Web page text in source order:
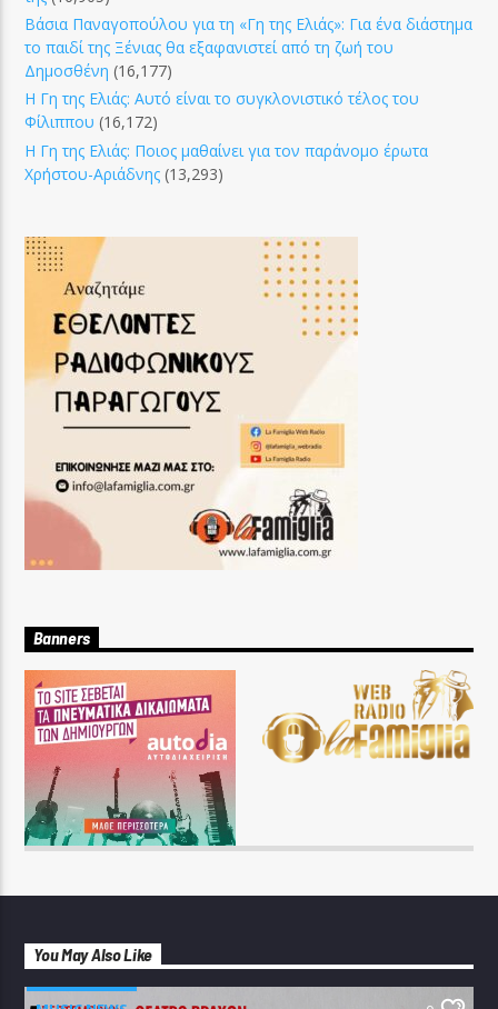
Βάσια Παναγοπούλου για τη «Γη της Ελιάς»: Για ένα διάστημα
το παιδί της Ξένιας θα εξαφανιστεί από τη ζωή του
Δημοσθένη (16,177)
Η Γη της Ελιάς: Αυτό είναι το συγκλονιστικό τέλος του
Φίλιππου (16,172)
Η Γη της Ελιάς: Ποιος μαθαίνει για τον παράνομο έρωτα
Χρήστου-Αριάδνης (13,293)
Banners
You May Also Like